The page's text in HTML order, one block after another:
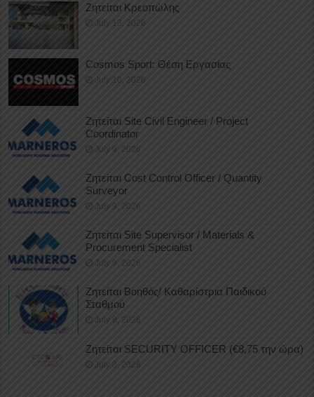
Ζητείται Κρεοπώλης
July 12, 2026
Cosmos Sport: Θέση Εργασίας
July 10, 2026
Ζητείται Site Civil Engineer / Project
Coordinator
July 9, 2026
Ζητείται Cost Control Officer / Quantity
Surveyor
July 9, 2026
Ζητείται Site Supervisor / Materials &
Procurement Specialist
July 9, 2026
Ζητείται Βοηθός/ Καθαρίστρια Παιδικού
Σταθμού
July 8, 2026
Ζητείται SECURITY OFFICER (€8,75 την ώρα)
July 8, 2026